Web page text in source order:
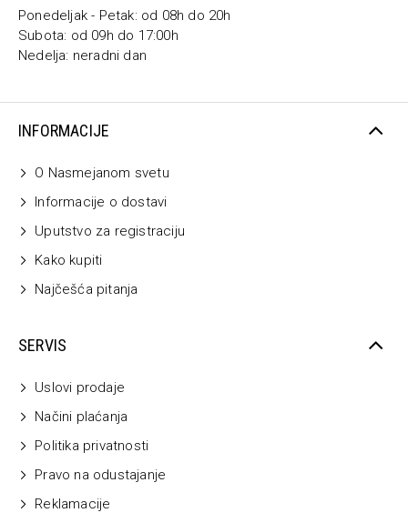
Ponedeljak - Petak: od 08h do 20h
Subota: od 09h do 17:00h
Nedelja: neradni dan
INFORMACIJE
O Nasmejanom svetu
Informacije o dostavi
Uputstvo za registraciju
Kako kupiti
Najčešća pitanja
SERVIS
Uslovi prodaje
Načini plaćanja
Politika privatnosti
Pravo na odustajanje
Reklamacije